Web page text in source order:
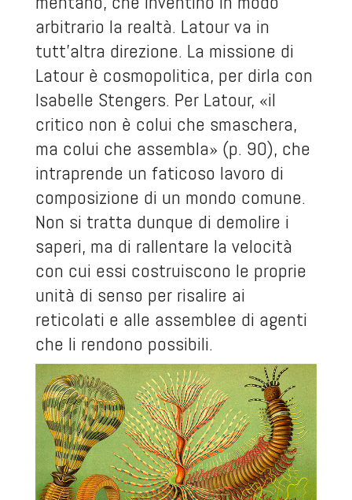
arbitrario la realtà. Latour va in
tutt’altra direzione. La missione di
Latour è cosmopolitica, per dirla con
Isabelle Stengers. Per Latour, «il
critico non è colui che smaschera,
ma colui che assembla» (p. 90), che
intraprende un faticoso lavoro di
composizione di un mondo comune.
Non si tratta dunque di demolire i
saperi, ma di rallentare la velocità
con cui essi costruiscono le proprie
unità di senso per risalire ai
reticolati e alle assemblee di agenti
che li rendono possibili.